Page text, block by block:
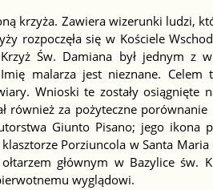
krzyża. Zawiera wizerunki ludzi,
rozpoczęła się w Kościele
Św. Damiana był jednym z
malarza jest nieznane. Celem
Wnioski te zostały osiągnięte
również za pożyteczne
Giunto Pisano; jego ikona
Porziuncola w Santa
głównym w Bazylice św.
wyglądowi.